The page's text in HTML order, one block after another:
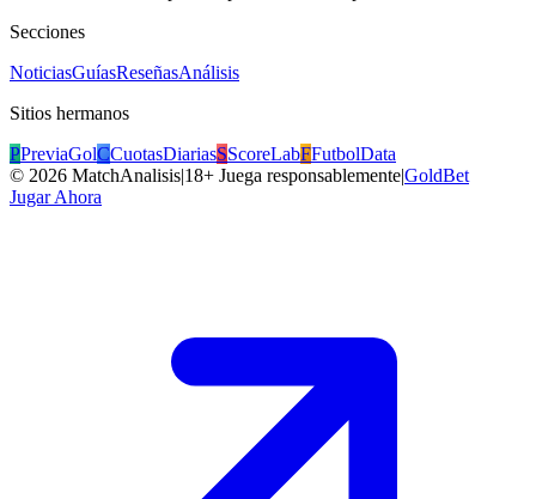
Secciones
NoticiasGuíasReseñasAnálisis
Sitios hermanos
PPreviaGolCCuotasDiariasSScoreLabFFutbolData
© 2026 MatchAnalisis|18+ Juega responsablemente|GoldBet
Jugar Ahora